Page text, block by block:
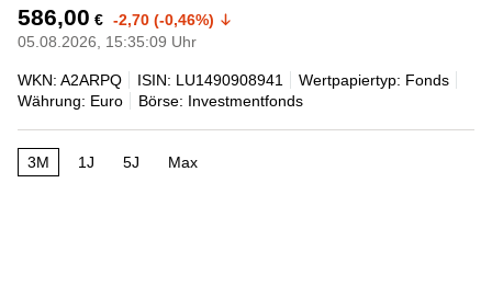
586,00 € -2,70 (-0,46%)
05.08.2026, 15:35:09 Uhr
WKN: A2ARPQ ISIN: LU1490908941
Wertpapiertyp: Fonds
Währung: Euro
Börse: Investmentfonds
3M 1J 5J Max